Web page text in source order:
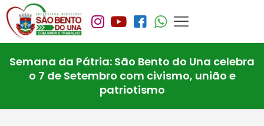
Semana da Pátria: São Bento do Una celebra
o 7 de Setembro com civismo, união e
patriotismo